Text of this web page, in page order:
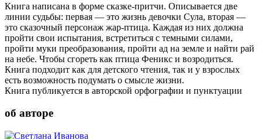
Книга написана в форме сказке-притчи. Описывается две
линии судьбы: первая — это жизнь девочки Сула, вторая —
это сказочный персонаж жар-птица. Каждая из них должна
пройти свои испытания, встретиться с темными силами,
пройти муки преобразования, пройти ад на земле и найти рай
на небе. Чтобы сгореть как птица Феникс и возродиться.
Книга подходит как для детского чтения, так и у взрослых
есть возможность подумать о смысле жизни.
Книга публикуется в авторской орфографии и пунктуации
об авторе